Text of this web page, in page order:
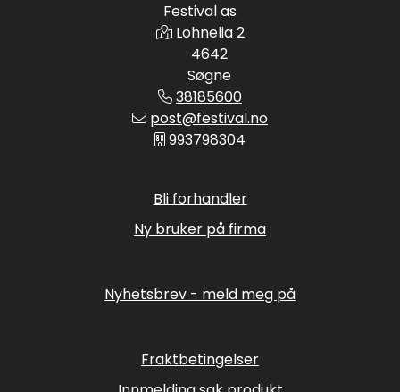
Festival as
Lohnelia 2
4642
Søgne
38185600
post@festival.no
993798304
Bli forhandler
Ny bruker på firma
Nyhetsbrev - meld meg på
Fraktbetingelser